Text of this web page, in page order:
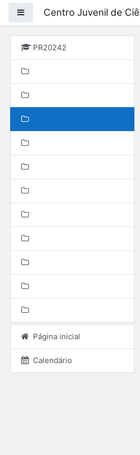
Painel lateral
Centro Juvenil de
PR20242
Página inicial
Calendário